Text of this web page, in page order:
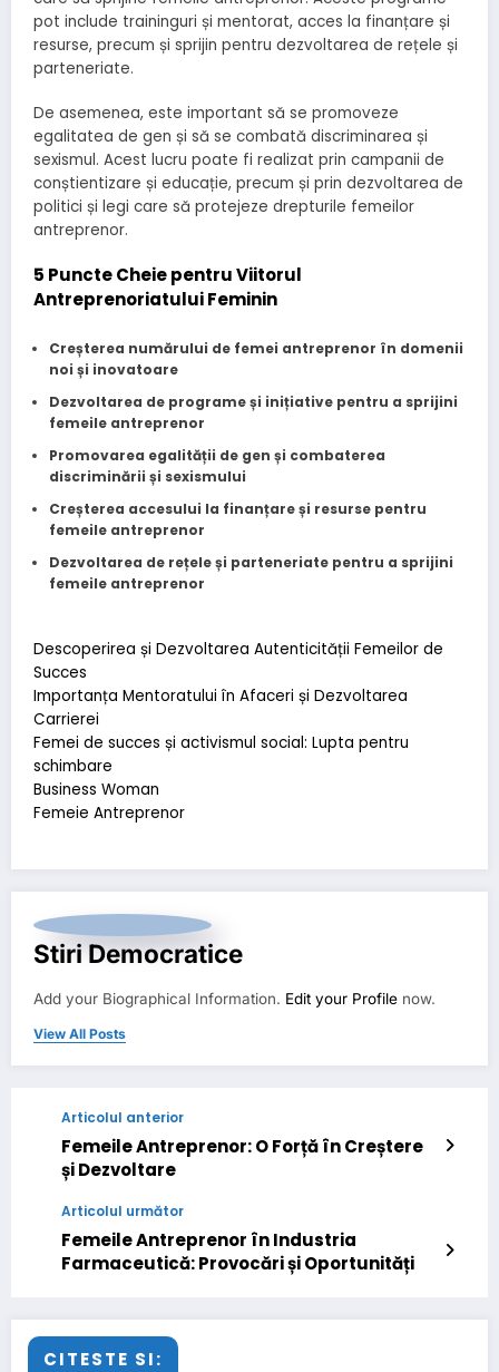
pot include traininguri și mentorat, acces la finanțare și
resurse, precum și sprijin pentru dezvoltarea de rețele și
parteneriate.
De asemenea, este important să se promoveze
egalitatea de gen și să se combată discriminarea și
sexismul. Acest lucru poate fi realizat prin campanii de
conștientizare și educație, precum și prin dezvoltarea de
politici și legi care să protejeze drepturile femeilor
antreprenor.
5 Puncte Cheie pentru Viitorul
Antreprenoriatului Feminin
Creșterea numărului de femei antreprenor în domenii
noi și inovatoare
Dezvoltarea de programe și inițiative pentru a sprijini
femeile antreprenor
Promovarea egalității de gen și combaterea
discriminării și sexismului
Creșterea accesului la finanțare și resurse pentru
femeile antreprenor
Dezvoltarea de rețele și parteneriate pentru a sprijini
femeile antreprenor
Descoperirea și Dezvoltarea Autenticității Femeilor de
Succes
Importanța Mentoratului în Afaceri și Dezvoltarea
Carrierei
Femei de succes și activismul social: Lupta pentru
schimbare
Business Woman
Femeie Antreprenor
Stiri Democratice
Add your Biographical Information. Edit your Profile now.
View All Posts
Articolul anterior
Femeile Antreprenor: O Forță în Creștere
și Dezvoltare
Articolul următor
Femeile Antreprenor în Industria
Farmaceutică: Provocări și Oportunități
CITESTE SI: